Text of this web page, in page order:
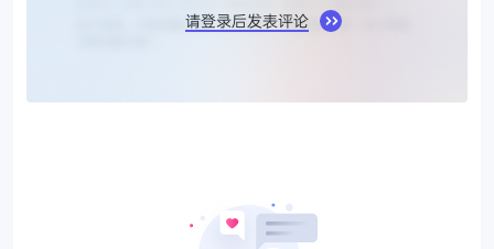
请登录后发表评论